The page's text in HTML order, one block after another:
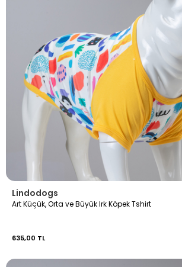
Lindodogs
Art Küçük, Orta ve Büyük Irk Köpek Tshirt
635,00 TL